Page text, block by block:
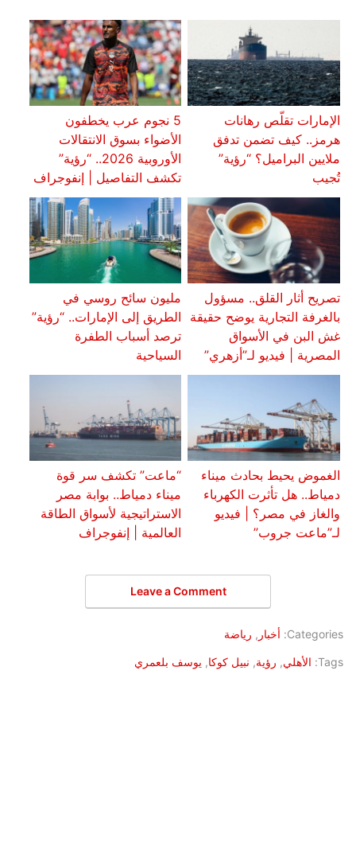
الإمارات تقلّص رهانات
هرمز.. كيف تضمن تدفق
ملايين البراميل؟ “رؤية”
تُجيب
5 نجوم عرب يخطفون
الأضواء بسوق الانتقالات
الأوروبية 2026.. “رؤية”
تكشف التفاصيل | إنفوجراف
تصريح أثار القلق.. مسؤول
بالغرفة التجارية يوضح حقيقة
غش البن في الأسواق
المصرية | فيديو لـ”أزهري”
مليون سائح روسي في
الطريق إلى الإمارات.. “رؤية”
ترصد أسباب الطفرة
السياحية
الغموض يحيط بحادث ميناء
دمياط.. هل تأثرت الكهرباء
والغاز في مصر؟ | فيديو
لـ”ماعت جروب”
“ماعت” تكشف سر قوة
ميناء دمياط.. بوابة مصر
الاستراتيجية لأسواق الطاقة
العالمية | إنفوجراف
Leave a Comment
Categories: أخبار , رياضة
Tags: الأهلي, رؤية, نبيل كوكا, يوسف بلعمري